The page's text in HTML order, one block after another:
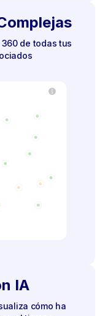
de todas tus
IA
cómo ha